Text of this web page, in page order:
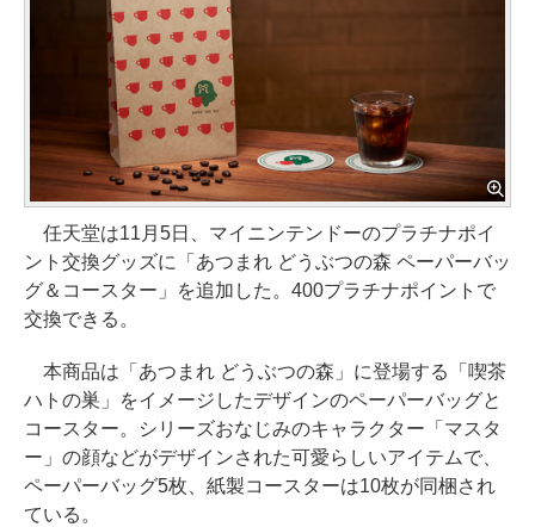
任天堂は11月5日、マイニンテンドーのプラチナポイ
ント交換グッズに「あつまれ どうぶつの森 ペーパーバッ
グ＆コースター」を追加した。400プラチナポイントで
交換できる。
本商品は「あつまれ どうぶつの森」に登場する「喫茶
ハトの巣」をイメージしたデザインのペーパーバッグと
コースター。シリーズおなじみのキャラクター「マスタ
ー」の顔などがデザインされた可愛らしいアイテムで、
ペーパーバッグ5枚、紙製コースターは10枚が同梱され
ている。